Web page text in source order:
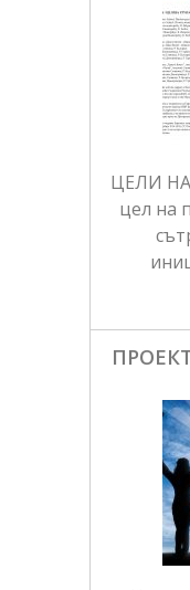
ЦЕЛИ НА
цел на